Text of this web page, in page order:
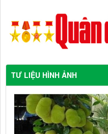
TƯ LIỆU HÌNH ẢNH